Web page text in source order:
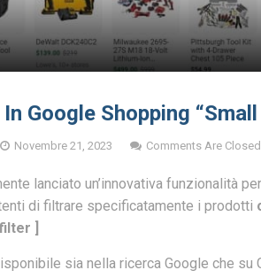
Google Shopping
Novembre 21, 2023 Comments Are Closed
lanciato un’innovativa funzionalità
di filtrare specificatamente i prodotti
]
sia nella ricerca Google che su